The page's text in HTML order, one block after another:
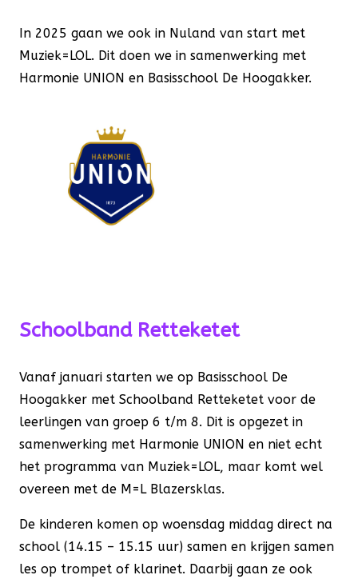
In 2025 gaan we ook in Nuland van start met
Muziek=LOL. Dit doen we in samenwerking met
Harmonie UNION en Basisschool De Hoogakker.
Schoolband Retteketet
Vanaf januari starten we op Basisschool De
Hoogakker met Schoolband Retteketet voor de
leerlingen van groep 6 t/m 8. Dit is opgezet in
samenwerking met Harmonie UNION en niet echt
het programma van Muziek=LOL, maar komt wel
overeen met de M=L Blazersklas.
De kinderen komen op woensdag middag direct na
school (14.15 – 15.15 uur) samen en krijgen samen
les op trompet of klarinet. Daarbij gaan ze ook